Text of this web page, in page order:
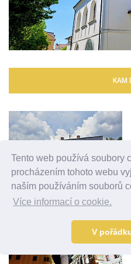
Tento web používá soubory
procházením tohoto webu
naším používáním souborů
Více informací o cookie.
V
KAM